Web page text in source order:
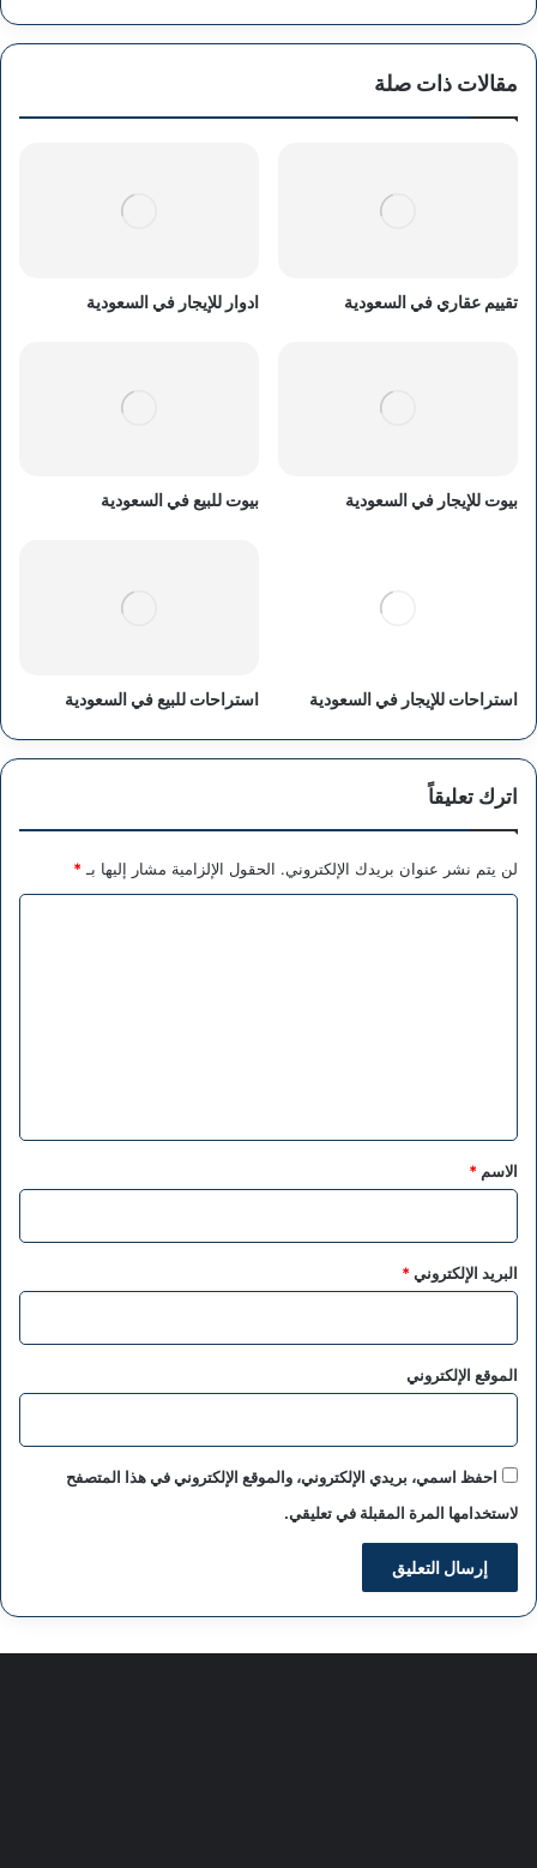
مقالات ذات صلة
تقييم عقاري في السعودية ادوار للإيجار في السعودية
بيوت للإيجار في السعودية بيوت للبيع في السعودية
استراحات للإيجار في السعودية استراحات للبيع في السعودية
اترك تعليقاً
لن يتم نشر عنوان بريدك الإلكتروني. الحقول الإلزامية مشار إليها بـ *
*
الاسم *
البريد الإلكتروني*
الموقع الإلكتروني
احفظ اسمي، بريدي الإلكتروني، والموقع الإلكتروني في هذا المتصفح
لاستخدامها المرة المقبلة في تعليقي.